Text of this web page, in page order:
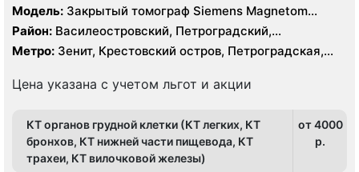
Модель: Закрытый томограф Siemens Magnetom
Essenza 1.5 Тесла, КТ Aquilion 64 фирмы Toshiba 64
Район: Василеостровский, Петроградский,
Приморский
Метро: Зенит, Крестовский остров, Петроградская,
Чкаловская
Цена указана с учетом льгот и акции
КТ органов грудной клетки (КТ легких, КТ
бронхов, КТ нижней части пищевода, КТ
трахеи, КТ вилочковой железы)
от 4000
p.